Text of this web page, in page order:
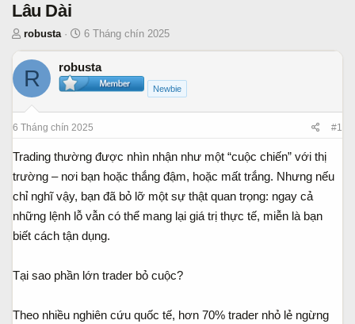
Lâu Dài
T
h
r
e
a
d
s
a
r
t
r
robusta
N
g
à
y
ắ
t
ầ
u
6 Tháng chín 2025
R robusta
Newbie
6 Tháng chín 2025 #1
Trading thường được nhìn nhận như một “cuộc chiến” với thị
trường – nơi bạn hoặc thắng đậm, hoặc mất trắng. Nhưng nếu
chỉ nghĩ vậy, bạn đã bỏ lỡ một sự thật quan trọng: ngay cả
những lệnh lỗ vẫn có thể mang lại giá trị thực tế, miễn là bạn
biết cách tận dụng.
Tại sao phần lớn trader bỏ cuộc?
Theo nhiều nghiên cứu quốc tế, hơn 70% trader nhỏ lẻ ngừng